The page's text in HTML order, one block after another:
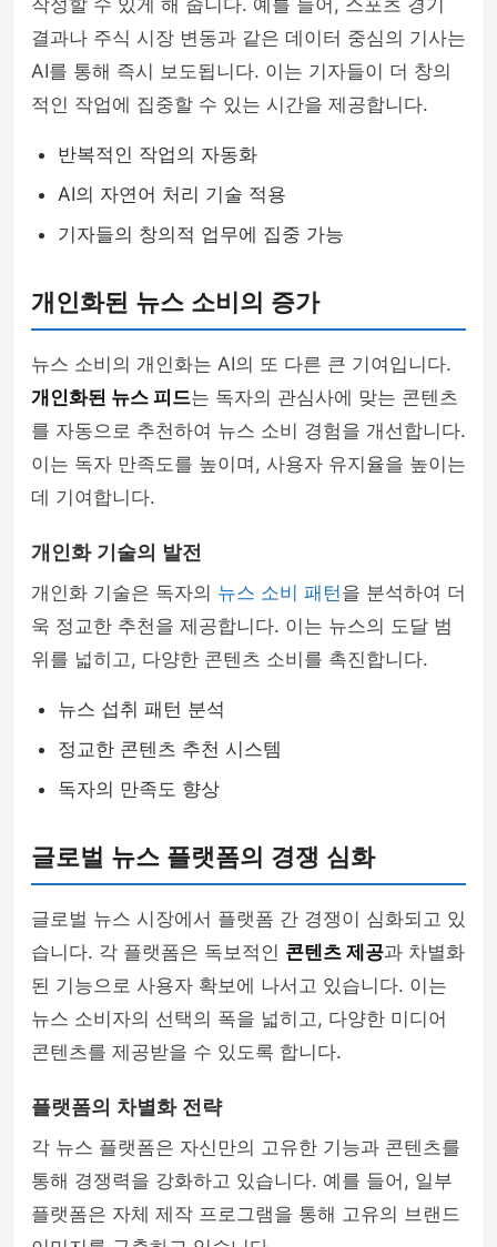
작성할 수 있게 해 줍니다. 예를 들어, 스포츠 경기
결과나 주식 시장 변동과 같은 데이터 중심의 기사는
AI를 통해 즉시 보도됩니다. 이는 기자들이 더 창의
적인 작업에 집중할 수 있는 시간을 제공합니다.
반복적인 작업의 자동화
AI의 자연어 처리 기술 적용
기자들의 창의적 업무에 집중 가능
개인화된 뉴스 소비의 증가
뉴스 소비의 개인화는 AI의 또 다른 큰 기여입니다.
개인화된 뉴스 피드는 독자의 관심사에 맞는 콘텐츠
를 자동으로 추천하여 뉴스 소비 경험을 개선합니다.
이는 독자 만족도를 높이며, 사용자 유지율을 높이는
데 기여합니다.
개인화 기술의 발전
개인화 기술은 독자의 뉴스 소비 패턴을 분석하여 더
욱 정교한 추천을 제공합니다. 이는 뉴스의 도달 범
위를 넓히고, 다양한 콘텐츠 소비를 촉진합니다.
뉴스 섭취 패턴 분석
정교한 콘텐츠 추천 시스템
독자의 만족도 향상
글로벌 뉴스 플랫폼의 경쟁 심화
글로벌 뉴스 시장에서 플랫폼 간 경쟁이 심화되고 있
습니다. 각 플랫폼은 독보적인 콘텐츠 제공과 차별화
된 기능으로 사용자 확보에 나서고 있습니다. 이는
뉴스 소비자의 선택의 폭을 넓히고, 다양한 미디어
콘텐츠를 제공받을 수 있도록 합니다.
플랫폼의 차별화 전략
각 뉴스 플랫폼은 자신만의 고유한 기능과 콘텐츠를
통해 경쟁력을 강화하고 있습니다. 예를 들어, 일부
플랫폼은 자체 제작 프로그램을 통해 고유의 브랜드